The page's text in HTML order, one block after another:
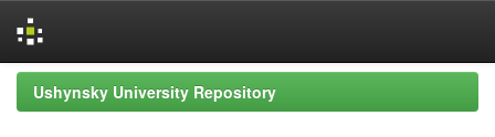
Skip
navigation
Ushynsky University Repository